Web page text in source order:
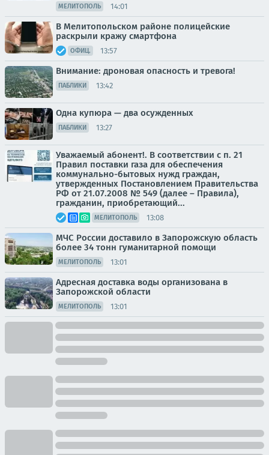
МЕЛИТОПОЛЬ 14:01
В Мелитопольском районе полицейские
раскрыли кражу смартфона
ОФИЦ. 13:57
Внимание: дроновая опасность и тревога!
ПАБЛИКИ 13:42
Одна купюра — два осужденных
ПАБЛИКИ 13:27
Уважаемый абонент!. В соответствии с п. 21
Правил поставки газа для обеспечения
коммунально-бытовых нужд граждан,
утвержденных Постановлением Правительства
РФ от 21.07.2008 № 549 (далее – Правила),
гражданин, приобретающий...
МЕЛИТОПОЛЬ 13:08
МЧС России доставило в Запорожскую область
более 34 тонн гуманитарной помощи
МЕЛИТОПОЛЬ 13:01
Адресная доставка воды организована в
Запорожской области
МЕЛИТОПОЛЬ 13:01